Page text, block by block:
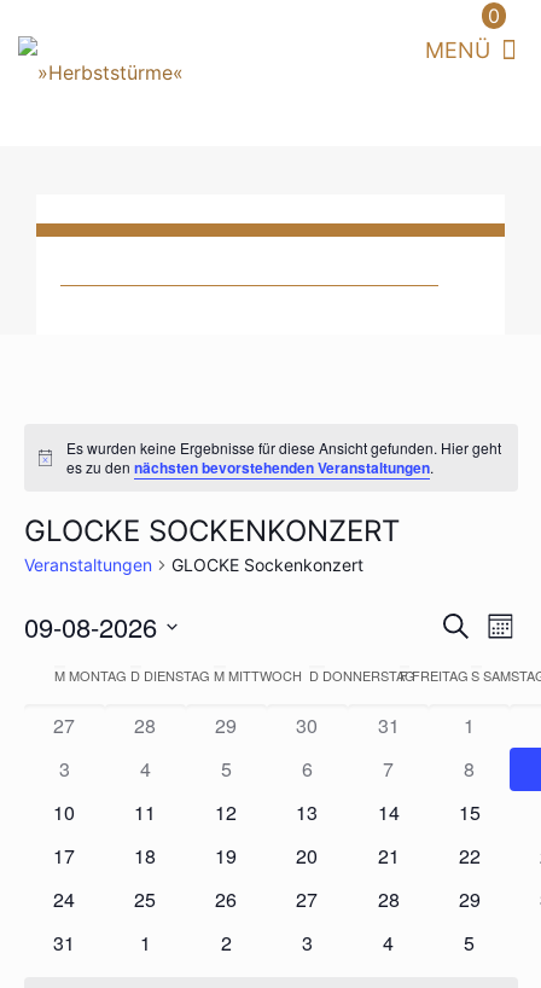
0
Hinweis
Es wurden keine Ergebnisse für diese Ansicht gefunden. Hier geht
es zu dennächsten bevorstehenden Veranstaltungen.
GLOCKE SOCKENKONZERT
Veranstaltungen GLOCKE Sockenkonzert
UND
Suche
09-08-2026
wählen.
KALENDER
VON
VERANSTALTUNGEN
MMONTAG D DIENSTAG MMITTWOCH D DONNERSTAG
FFREITAGS
27 28 29 30 31
1
3
4 5 6 7
8
10
11 12 13 14 15
17
18 19 20 21 22
24
25 26 27 28 29
31
1 2 3 4 5